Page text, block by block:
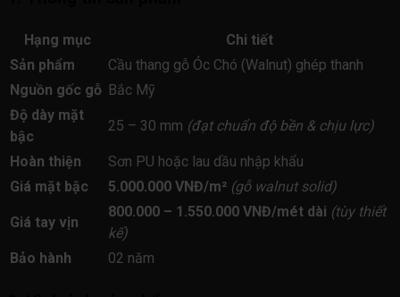
Hạng mục
Chi tiết
Sản phẩm
Cầu thang gỗ Óc Chó (Walnut) ghép thanh
Nguồn gốc gỗ Bắc Mỹ
Độ dày mặt
bậc
25 – 30 mm (đạt chuẩn độ bền & chịu lực)
Hoàn thiện
Sơn PU hoặc lau dầu nhập khẩu
Giá mặt bậc
5.000.000 VNĐ/m² (gỗ walnut solid)
Giá tay vịn
800.000 – 1.550.000 VNĐ/mét dài (tùy thiết
kế)
Bảo hành
02 năm